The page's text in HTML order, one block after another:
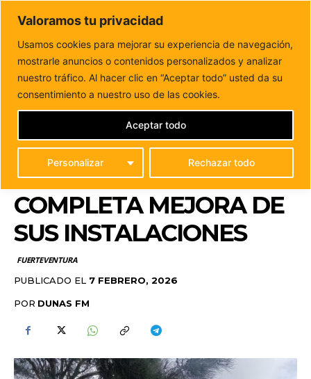
Valoramos tu privacidad
Usamos cookies para mejorar su experiencia de navegación,
mostrarle anuncios o contenidos personalizados y analizar
nuestro tráfico. Al hacer clic en “Aceptar todo” usted da su
consentimiento a nuestro uso de las cookies.
Personalizar Rechazar todo
Aceptar todo
DUNAS FM
Tu informacion de forma cercana
Inicio FUERTEVENTURA
La Estación Biológica de La Oliva
recupera su actividad tras una completa...
LA ESTACIÓN
BIOLÓGICA DE LA OLIVA
RECUPERA SU
ACTIVIDAD TRAS UNA
COMPLETA MEJORA DE
SUS INSTALACIONES
FUERTEVENTURA
PUBLICADO EL 7 FEBRERO, 2026
POR DUNAS FM